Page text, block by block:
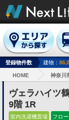
登録物件数 建物：
HOME 神奈川
ヴェラハイツ
9階 1R
室内洗濯機置場 フロ